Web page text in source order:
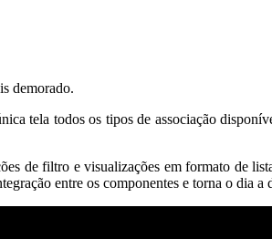
demorado.
tela todos os tipos de associação
de filtro e visualizações em formato de
entre os componentes e torna o dia a